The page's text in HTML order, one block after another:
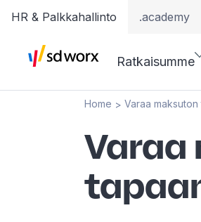
HR & Palkkahallinto .academy
Ratkaisumme
Home > Varaa
Varaa